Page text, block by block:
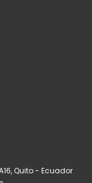
Quito - Ecuador